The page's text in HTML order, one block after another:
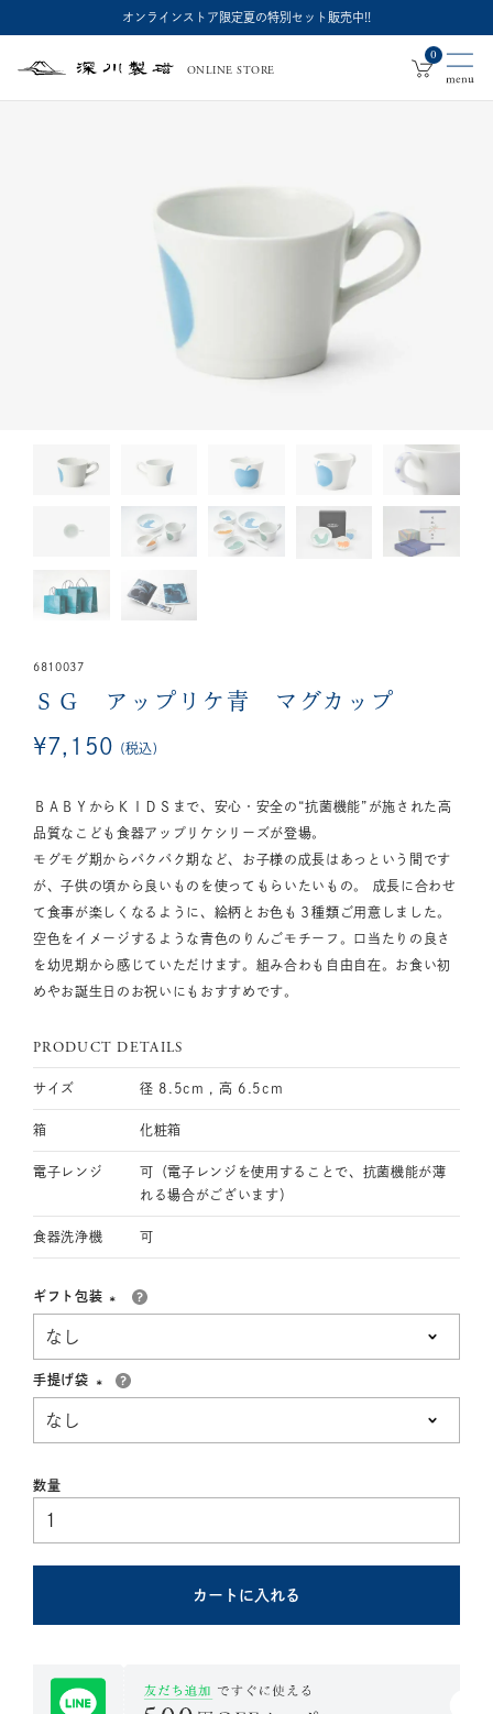
オンラインストア限定夏の特別セット販売中!!
深
ONLINE STORE
0
6810037
ＳＧ アップリケ青 マグカップ
¥7,150 税込
ＢＡＢＹからＫＩＤＳまで、安心・安全の“抗菌機能”が施された高
品質なこども食器アップリケシリーズが登場。
モグモグ期からパクパク期など、お子様の成長はあっという間です
が、子供の頃から良いものを使ってもらいたいもの。 成長に合わせ
て食事が楽しくなるように、絵柄とお色も３種類ご用意しました。
空色をイメージするような青色のりんごモチーフ。口当たりの良さ
を幼児期から感じていただけます。組み合わも自由自在。お食い初
めやお誕生日のお祝いにもおすすめです。
PRODUCT DETAILS
サイズ 径 8.5cm , 高 6.5cm
箱 化粧箱
電子レンジ
可（電子レンジを使用することで、抗菌機能が薄
れる場合がございます）
食器洗浄機 可
ギフト包装
手提げ袋
カートに入れる